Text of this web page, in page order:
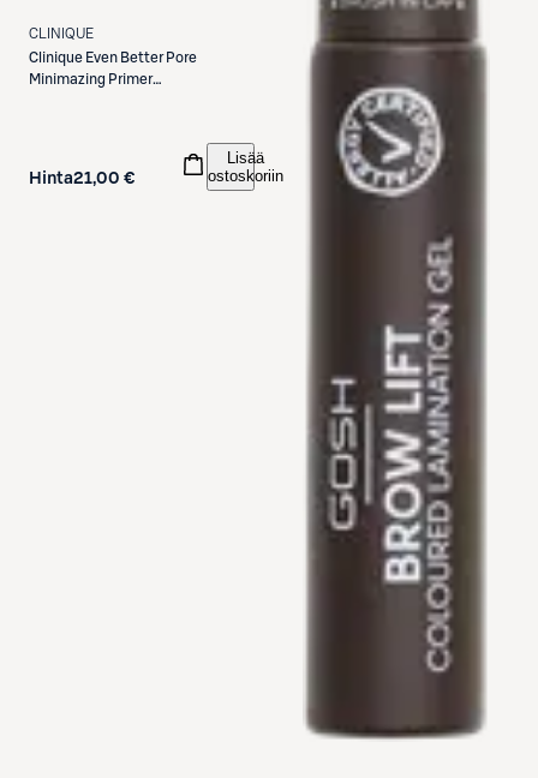
CLINIQUE
Clinique Even Better Pore
Minimazing Primer
Hinta21,00 €
Lisää
ostoskoriin